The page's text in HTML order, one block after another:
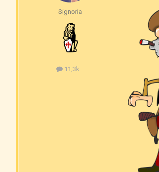
Signoria
11,3k